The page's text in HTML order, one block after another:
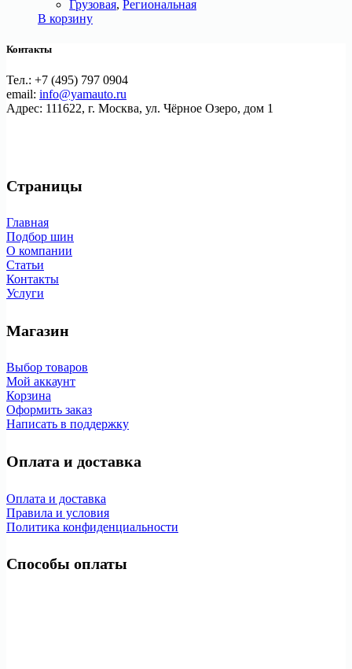
Грузовая, Региональная
В корзину
Контакты
Тел.: +7 (495) 797 0904
email: info@yamauto.ru
Адрес: 111622, г. Москва, ул. Чёрное Озеро, дом 1
Страницы
Главная
Подбор шин
О компании
Статьи
Контакты
Услуги
Магазин
Выбор товаров
Мой аккаунт
Корзина
Оформить заказ
Написать в поддержку
Оплата и доставка
Оплата и доставка
Правила и условия
Политика конфиденциальности
Способы оплаты